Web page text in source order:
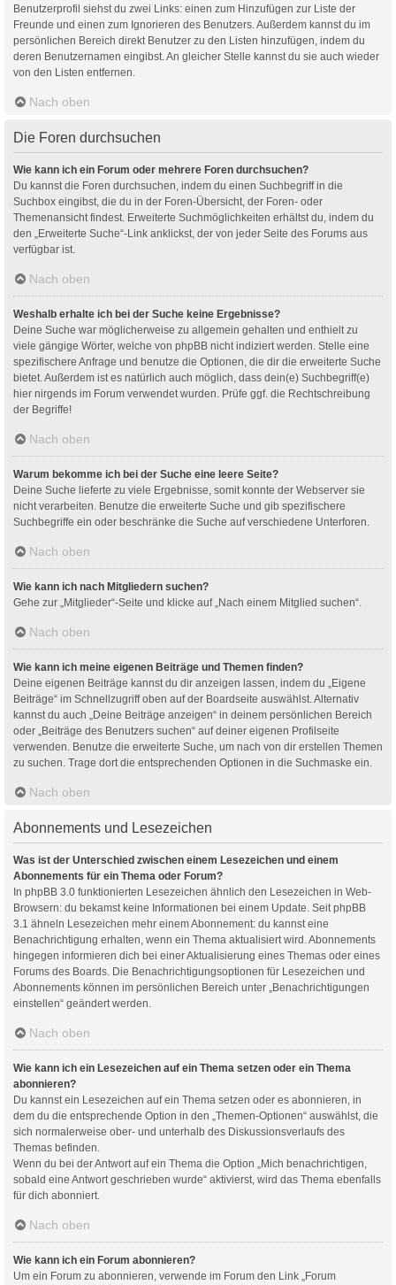
Benutzerprofil siehst du zwei Links: einen zum Hinzufügen zur Liste der
Freunde und einen zum Ignorieren des Benutzers. Außerdem kannst du im
persönlichen Bereich direkt Benutzer zu den Listen hinzufügen, indem du
deren Benutzernamen eingibst. An gleicher Stelle kannst du sie auch wieder
von den Listen entfernen.
Nach oben
Die Foren durchsuchen
Wie kann ich ein Forum oder mehrere Foren durchsuchen?
Du kannst die Foren durchsuchen, indem du einen Suchbegriff in die
Suchbox eingibst, die du in der Foren-Übersicht, der Foren- oder
Themenansicht findest. Erweiterte Suchmöglichkeiten erhältst du, indem du
den „Erweiterte Suche“-Link anklickst, der von jeder Seite des Forums aus
verfügbar ist.
Nach oben
Weshalb erhalte ich bei der Suche keine Ergebnisse?
Deine Suche war möglicherweise zu allgemein gehalten und enthielt zu
viele gängige Wörter, welche von phpBB nicht indiziert werden. Stelle eine
spezifischere Anfrage und benutze die Optionen, die dir die erweiterte Suche
bietet. Außerdem ist es natürlich auch möglich, dass dein(e) Suchbegriff(e)
hier nirgends im Forum verwendet wurden. Prüfe ggf. die Rechtschreibung
der Begriffe!
Nach oben
Warum bekomme ich bei der Suche eine leere Seite?
Deine Suche lieferte zu viele Ergebnisse, somit konnte der Webserver sie
nicht verarbeiten. Benutze die erweiterte Suche und gib spezifischere
Suchbegriffe ein oder beschränke die Suche auf verschiedene Unterforen.
Nach oben
Wie kann ich nach Mitgliedern suchen?
Gehe zur „Mitglieder“-Seite und klicke auf „Nach einem Mitglied suchen“.
Nach oben
Wie kann ich meine eigenen Beiträge und Themen finden?
Deine eigenen Beiträge kannst du dir anzeigen lassen, indem du „Eigene
Beiträge“ im Schnellzugriff oben auf der Boardseite auswählst. Alternativ
kannst du auch „Deine Beiträge anzeigen“ in deinem persönlichen Bereich
oder „Beiträge des Benutzers suchen“ auf deiner eigenen Profilseite
verwenden. Benutze die erweiterte Suche, um nach von dir erstellen Themen
zu suchen. Trage dort die entsprechenden Optionen in die Suchmaske ein.
Nach oben
Abonnements und Lesezeichen
Was ist der Unterschied zwischen einem Lesezeichen und einem
Abonnements für ein Thema oder Forum?
In phpBB 3.0 funktionierten Lesezeichen ähnlich den Lesezeichen in Web-
Browsern: du bekamst keine Informationen bei einem Update. Seit phpBB
3.1 ähneln Lesezeichen mehr einem Abonnement: du kannst eine
Benachrichtigung erhalten, wenn ein Thema aktualisiert wird. Abonnements
hingegen informieren dich bei einer Aktualisierung eines Themas oder eines
Forums des Boards. Die Benachrichtigungsoptionen für Lesezeichen und
Abonnements können im persönlichen Bereich unter „Benachrichtigungen
einstellen“ geändert werden.
Nach oben
Wie kann ich ein Lesezeichen auf ein Thema setzen oder ein Thema
abonnieren?
Du kannst ein Lesezeichen auf ein Thema setzen oder es abonnieren, in
dem du die entsprechende Option in den „Themen-Optionen“ auswählst, die
sich normalerweise ober- und unterhalb des Diskussionsverlaufs des
Themas befinden.
Wenn du bei der Antwort auf ein Thema die Option „Mich benachrichtigen,
sobald eine Antwort geschrieben wurde“ aktivierst, wird das Thema ebenfalls
für dich abonniert.
Nach oben
Wie kann ich ein Forum abonnieren?
Um ein Forum zu abonnieren, verwende im Forum den Link „Forum